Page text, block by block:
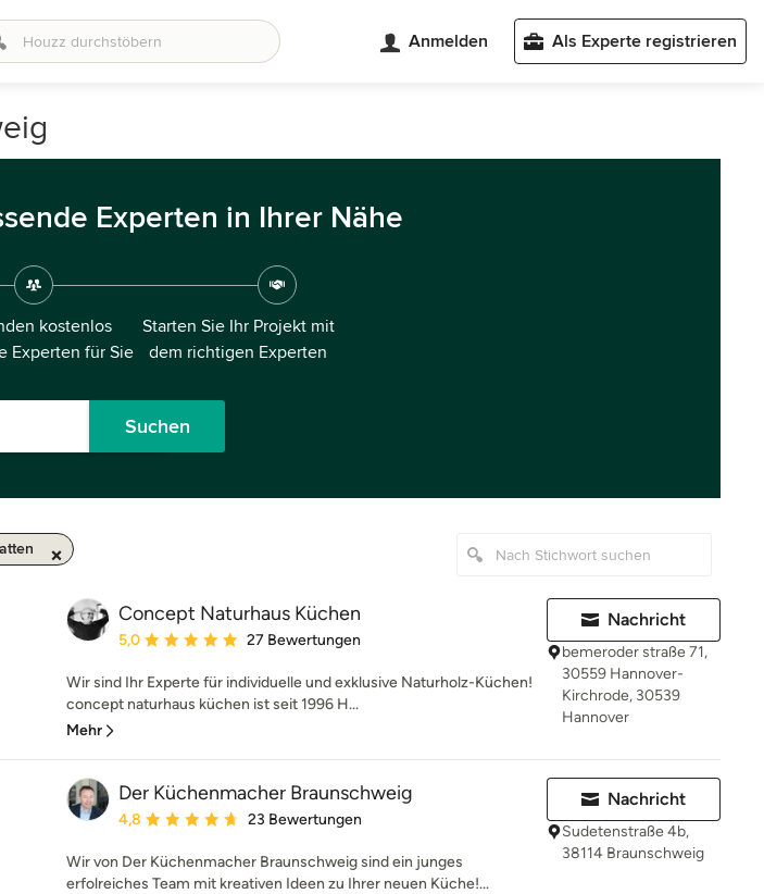
Anmelden Als Experte registrieren
Experten in Ihrer Nähe
kostenlos
Experten für Sie
Starten Sie Ihr Projekt mit
dem richtigen Experten
Suchen
Concept Naturhaus Küchen
Durchschnittliche Bewertung: 5 von 5 Sternen
5,0 27 Bewertungen
Wir sind Ihr Experte für individuelle und exklusive Naturholz-Küchen!
concept naturhaus küchen ist seit 1996 H...
Mehr
Nachricht
bemeroder straße 71,
30559 Hannover-
Kirchrode, 30539
Hannover
Der Küchenmacher Braunschweig
Durchschnittliche Bewertung: 4.8 von 5 Sternen
4,8 23 Bewertungen
Wir von Der Küchenmacher Braunschweig sind ein junges
erfolreiches Team mit kreativen Ideen zu Ihrer neuen Küche!...
Nachricht
Sudetenstraße 4b,
38114 Braunschweig